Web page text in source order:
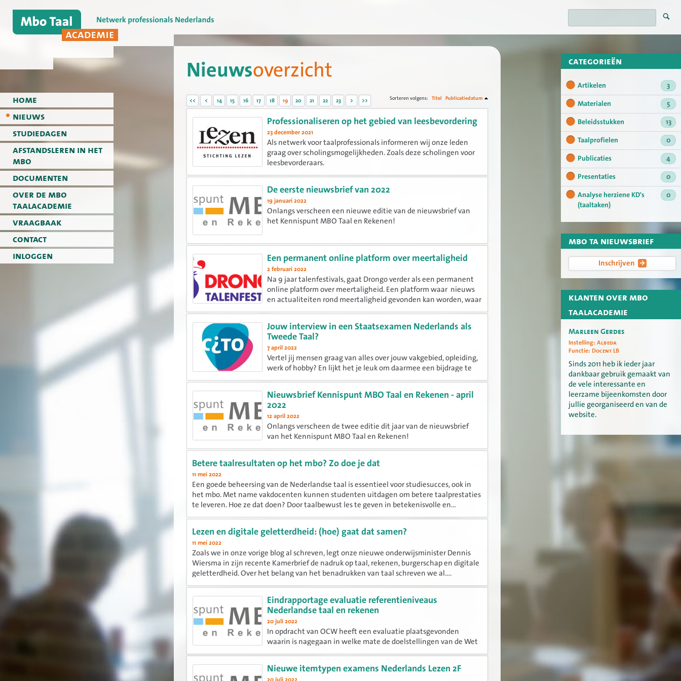
home
nieuws
studiedagen
afstandsleren in het
mbo
documenten
over de mbo
taalacademie
vraagbaak
contact
inloggen
categorieën
Artikelen
3
Materialen
5
Beleidsstukken
13
Taalprofielen
0
Publicaties
4
Presentaties
0
Analyse herziene KD's
(taaltaken)
0
mbo ta nieuwsbrief
Inschrijven
klanten over mbo
taalacademie
Marleen Gerdes
Instelling: Albeda
Functie: Docent LB
Sinds 2011 heb ik ieder jaar
dankbaar gebruik gemaakt van
de vele interessante en
leerzame bijeenkomsten door
jullie georganiseerd en van de
website.
Nieuwsoverzicht
<< < 14 15 16 17 18 19 20 21 22 23 > >> Sorteren volgens: Titel Publicatiedatum
Professionaliseren op het gebied van leesbevordering
23 december 2021
Als netwerk voor taalprofessionals informeren wij onze leden
graag over scholingsmogelijkheden. Zoals deze scholingen voor
leesbevorderaars.
De eerste nieuwsbrief van 2022
19 januari 2022
Onlangs verscheen een nieuwe editie van de nieuwsbrief van
het Kennispunt MBO Taal en Rekenen!
Een permanent online platform over meertaligheid
2 februari 2022
Na 9 jaar talenfestivals, gaat Drongo verder als een permanent
online platform over meertaligheid. Een platform waar nieuws
en actualiteiten rond meertaligheid gevonden kan worden, waar
ook eigen activiteiten en organisatie gepresenteerd kan...
Jouw interview in een Staatsexamen Nederlands als
Tweede Taal?
7 april 2022
Vertel jij mensen graag van alles over jouw vakgebied, opleiding,
werk of hobby? En lijkt het je leuk om daarmee een bijdrage te
leveren aan het onderdeel Luisteren van de Staatsexamens
Nederlands als Tweede Taal? Dan komt Cito graag met je in...
Nieuwsbrief Kennispunt MBO Taal en Rekenen - april
2022
12 april 2022
Onlangs verscheen de twee editie dit jaar van de nieuwsbrief
van het Kennispunt MBO Taal en Rekenen!
Betere taalresultaten op het mbo? Zo doe je dat
11 mei 2022
Een goede beheersing van de Nederlandse taal is essentieel voor studiesucces, ook in
het mbo. Met name vakdocenten kunnen studenten uitdagen om betere taalprestaties
te leveren. Hoe ze dat doen? Door taalbewust les te geven in betekenisvolle en...
Lezen en digitale geletterdheid: (hoe) gaat dat samen?
11 mei 2022
Zoals we in onze vorige blog al schreven, legt onze nieuwe onderwijsminister Dennis
Wiersma in zijn recente Kamerbrief de nadruk op taal, rekenen, burgerschap en digitale
geletterdheid. Over het belang van het benadrukken van taal schreven we al....
Eindrapportage evaluatie referentieniveaus
Nederlandse taal en rekenen
20 juli 2022
In opdracht van OCW heeft een evaluatie plaatsgevonden
waarin is nagegaan in welke mate de doelstellingen van de Wet
Referentieniveaus Nederlandse taal en rekenen zijn behaald.
Nieuwe itemtypen examens Nederlands Lezen 2F